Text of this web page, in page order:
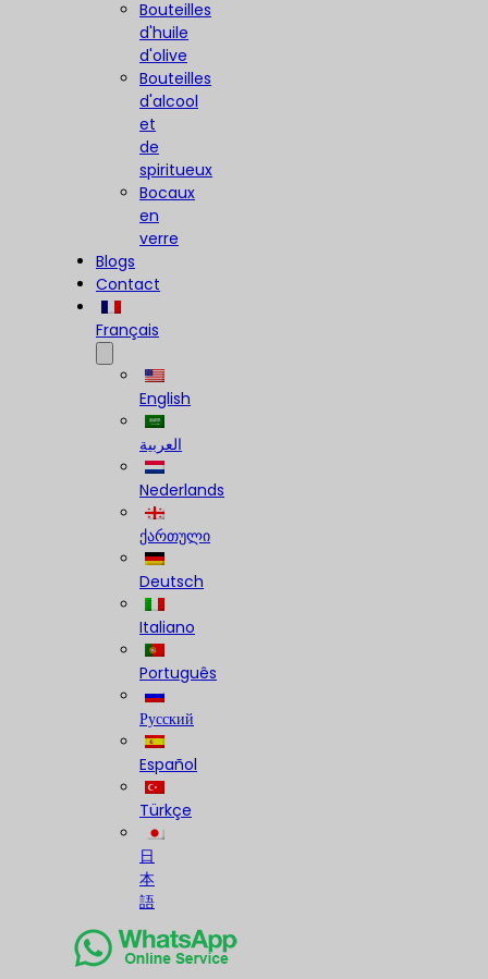
Bouteilles
d'huile
d'olive
Bouteilles
d'alcool
et
de
spiritueux
Bocaux
en
verre
Blogs
Contact
Français
English
العربية
Nederlands
ქართული
Deutsch
Italiano
Português
Русский
Español
Türkçe
日
本
語